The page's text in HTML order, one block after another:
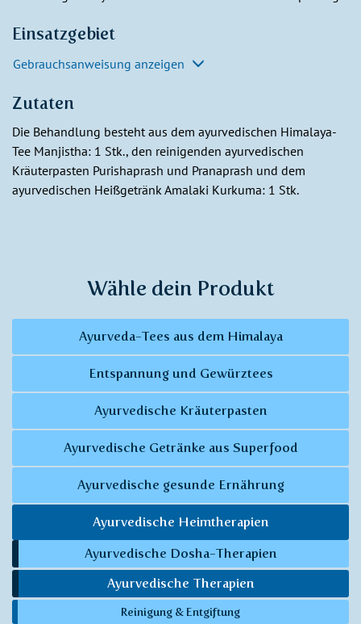
Einsatzgebiet
Gebrauchsanweisung anzeigen
Zutaten
Die Behandlung besteht aus dem ayurvedischen Himalaya-
Tee Manjistha: 1 Stk., den reinigenden ayurvedischen
Kräuterpasten Purishaprash und Pranaprash und dem
ayurvedischen Heißgetränk Amalaki Kurkuma: 1 Stk.
Wähle dein Produkt
Ayurveda-Tees aus dem Himalaya
Entspannung und Gewürztees
Ayurvedische Kräuterpasten
Ayurvedische Getränke aus Superfood
Ayurvedische gesunde Ernährung
Ayurvedische Heimtherapien
Ayurvedische Dosha-Therapien
Ayurvedische Therapien
Reinigung & Entgiftung